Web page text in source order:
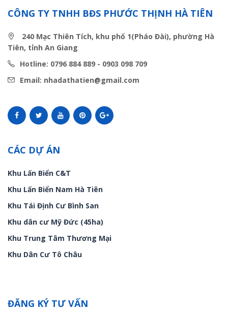
CÔNG TY TNHH BĐS PHƯỚC THỊNH HÀ TIÊN
240 Mạc Thiên Tích, khu phố 1(Pháo Đài), phường Hà
Tiên, tỉnh An Giang
Hotline: 0796 884 889 - 0903 098 709
Email: nhadathatien@gmail.com
CÁC DỰ ÁN
Khu Lấn Biển C&T
Khu Lấn Biển Nam Hà Tiên
Khu Tái Định Cư Bình San
Khu dân cư Mỹ Đức (45ha)
Khu Trung Tâm Thương Mại
Khu Dân Cư Tô Châu
ĐĂNG KÝ TƯ VẤN